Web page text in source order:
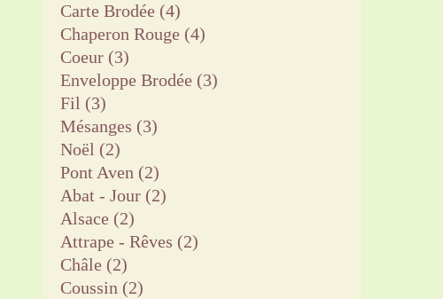
Carte Brodée (4)
Chaperon Rouge (4)
Coeur (3)
Enveloppe Brodée (3)
Fil (3)
Mésanges (3)
Noël (2)
Pont Aven (2)
Abat - Jour (2)
Alsace (2)
Attrape - Rêves (2)
Châle (2)
Coussin (2)